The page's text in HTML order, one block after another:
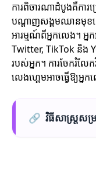
ការពិចារណាដំបូងគឺការ
បណ្តាញសង្គមឈានមុខគេ
អារម្មណ៍ពីអ្នកលេង។ អ្
Twitter, TikTok និង
របស់អ្នក។ ការចែករំល
លេងហ្គេមអាចធ្វើឱ្យអ្ន
🔗 វិធីសាស្ត្រ​សម្រ